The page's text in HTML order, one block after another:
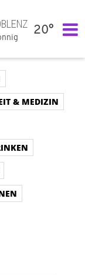
20°
& MEDIZIN